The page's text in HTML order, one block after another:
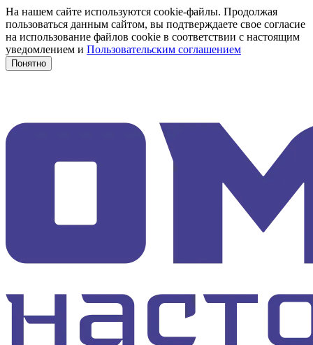
На нашем сайте используются cookie-файлы. Продолжая
пользоваться данным сайтом, вы подтверждаете свое согласие
на использование файлов cookie в соответствии с настоящим
уведомлением и Пользовательским соглашением
Понятно